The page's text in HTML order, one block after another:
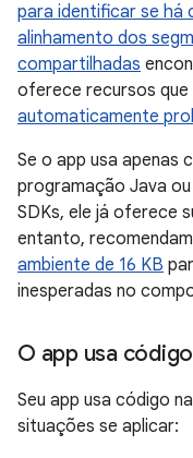
para identificar se há
alinhamento dos
compartilhadas
oferece recursos que
automaticamente
Se o app usa apenas
programação Java
SDKs, ele já oferece
entanto,
ambiente de 16 KB
inesperadas no
O app usa
Seu app usa código
situações se aplicar: